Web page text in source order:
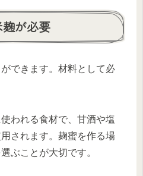
が必要
できます。材料として必
われる食材で、甘酒や塩
されます。麹蜜を作る場
ぶことが大切です。